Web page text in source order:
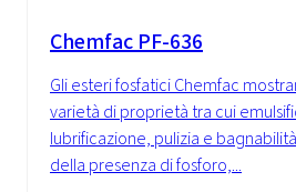
Chemfac PF-636
Gli esteri fosfatici Chemfac
varietà di proprietà tra cui
lubrificazione, pulizia e
della presenza di fosforo,...